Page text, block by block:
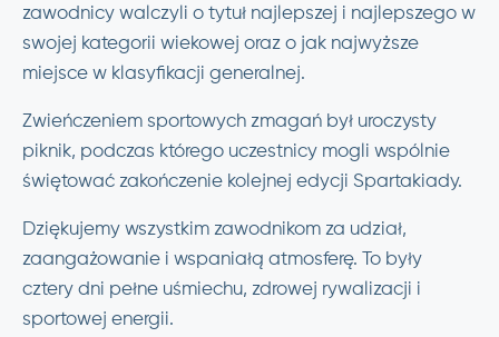
zawodnicy walczyli o tytuł najlepszej i najlepszego w
swojej kategorii wiekowej oraz o jak najwyższe
miejsce w klasyfikacji generalnej.
Zwieńczeniem sportowych zmagań był uroczysty
piknik, podczas którego uczestnicy mogli wspólnie
świętować zakończenie kolejnej edycji Spartakiady.
Dziękujemy wszystkim zawodnikom za udział,
zaangażowanie i wspaniałą atmosferę. To były
cztery dni pełne uśmiechu, zdrowej rywalizacji i
sportowej energii.